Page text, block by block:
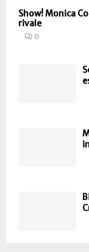
Show! Monica
rivale
0